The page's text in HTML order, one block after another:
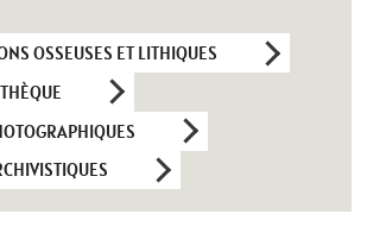
OSSEUSES ET LITHIQUES